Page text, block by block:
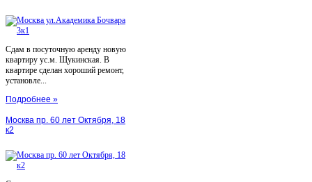
Сдам в посуточную аренду новую
квартиру ус.м. Щукинская. В
квартире сделан хороший ремонт,
установле...
Подробнее »
Москва пр. 60 лет Октября, 18
к2